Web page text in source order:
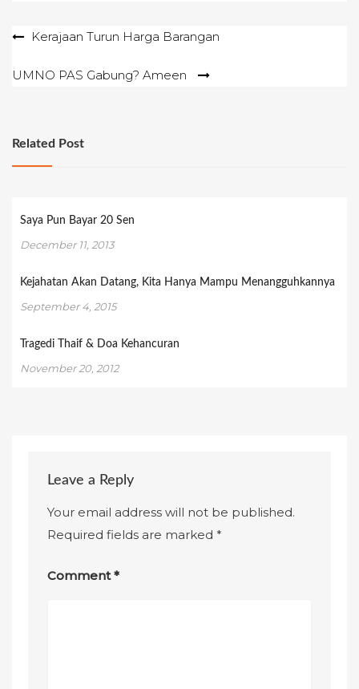
PostKerajaan Turun Harga Barangan
UMNO PAS Gabung? Ameen
Related Post
Saya Pun Bayar 20 Sen
December 11, 2013
Kejahatan Akan Datang, Kita Hanya Mampu Menangguhkannya
September 4, 2015
Tragedi Thaif & Doa Kehancuran
November 20, 2012
Leave a Reply
Your email address will not be published.
Required fields are marked*
Comment*